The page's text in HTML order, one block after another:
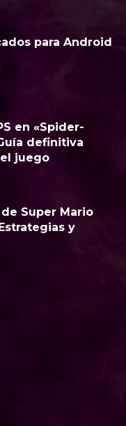
para Android
en «Spider-
definitiva
juego
Super Mario
y